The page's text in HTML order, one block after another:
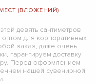
(ВЛОЖЕНИЙ)
девять сантиметров
оптом для корпоративных
заказ, даже очень
гарантируем доставку
Перед оформлением
нашей сувенирной